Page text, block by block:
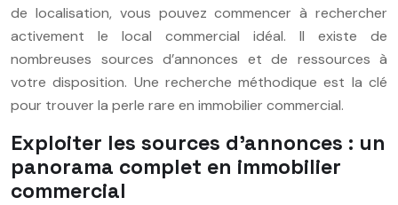
de localisation, vous pouvez commencer à rechercher
activement le local commercial idéal. Il existe de
nombreuses sources d’annonces et de ressources à
votre disposition. Une recherche méthodique est la clé
pour trouver la perle rare en immobilier commercial.
Exploiter les sources d’annonces : un
panorama complet en immobilier
commercial